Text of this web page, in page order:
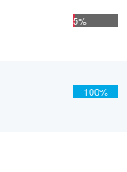
5%
100%